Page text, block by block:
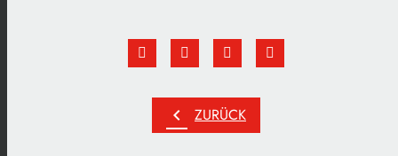
chevron_left ZURÜCK